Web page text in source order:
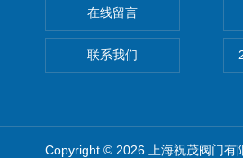
在线留言
联系我们
Copyright © 2026 上海祝茂阀门有